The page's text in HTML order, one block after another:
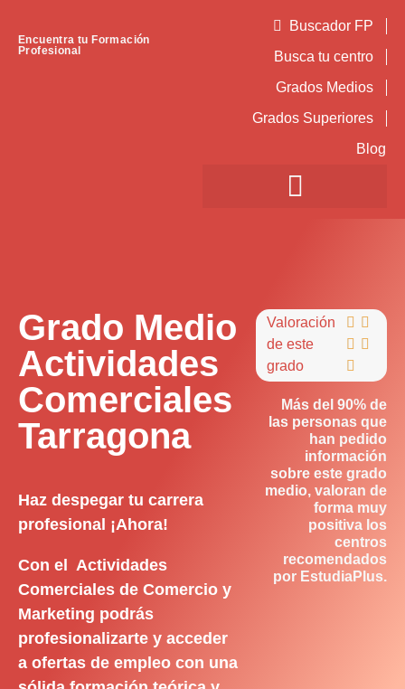
Encuentra tu Formación
Profesional
Buscador FP
Busca tu centro
Grados Medios
Grados Superiores
Blog
Grado Medio
Actividades
Comerciales
Tarragona
Haz despegar tu carrera
profesional ¡Ahora!
Con el Actividades
Comerciales de Comercio y
Marketing podrás
profesionalizarte y acceder
a ofertas de empleo con una
Valoración
de este
grado
 
 

Más del 90% de
las personas que
han pedido
información
sobre este grado
medio, valoran de
forma muy
positiva los
centros
recomendados
por EstudiaPlus.